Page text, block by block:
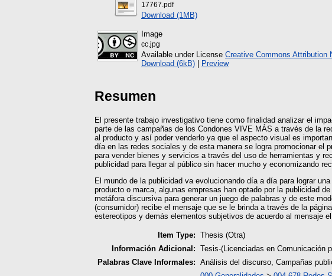
17767.pdf
Download (1MB)
Image
cc.jpg
Available under License Creative Commons Attribution
Download (6kB) | Preview
Resumen
El presente trabajo investigativo tiene como finalidad analizar el
parte de las campañas de los Condones VIVE MÁS a través de la
al producto y así poder venderlo ya que el aspecto visual es
día en las redes sociales y de esta manera se logra promocionar el
para vender bienes y servicios a través del uso de herramientas y
publicidad para llegar al público sin hacer mucho y economizando
El mundo de la publicidad va evolucionando día a día para lograr
producto o marca, algunas empresas han optado por la publicidad
metáfora discursiva para generar un juego de palabras y de este
(consumidor) recibe el mensaje que se le brinda a través de la
estereotipos y demás elementos subjetivos de acuerdo al mensaje
Item Type: Thesis (Otra)
Información Adicional: Tesis-(Licenciadas en Comunicación
Palabras Clave Informales: Análisis del discurso, Campañas